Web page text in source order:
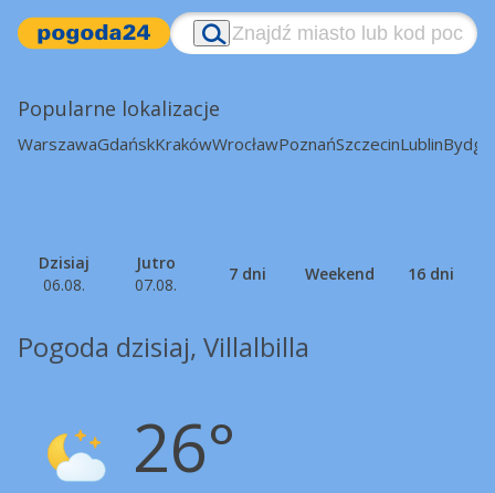
Popularne lokalizacje
WarszawaGdańskKrakówWrocławPoznańSzczecinLublin
Dzisiaj
06.08.
Jutro
07.08.
7 dni Weekend 16 dni
Pogoda dzisiaj, Villalbilla
26°